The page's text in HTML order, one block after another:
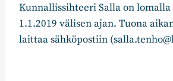
Kunnallissihteeri Salla on lomalla
1.1.2019 välisen ajan. Tuona
laittaa sähköpostiin